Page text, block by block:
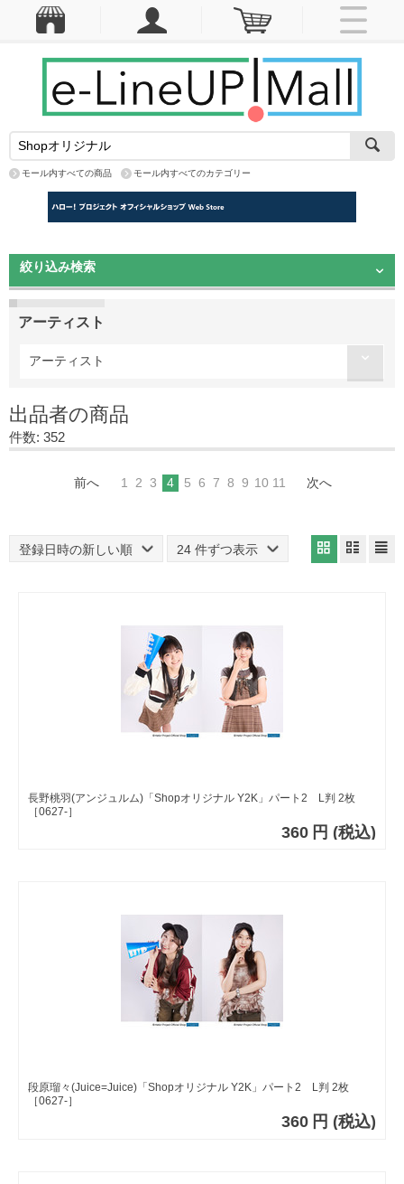
モール内すべての商品 モール内すべてのカテゴリー
絞り込み検索
アーティスト
アーティスト
出品者の商品
件数: 352
前へ 1 2 3 4 5 6 7 8 9 10 11 次へ
登録日時の新しい順 24 件ずつ表示
長野桃羽(アンジュルム)「Shopオリジナル Y2K」パート2 L判 2枚
［0627-］
360 円 (税込)
段原瑠々(Juice=Juice)「Shopオリジナル Y2K」パート2 L判 2枚
［0627-］
360 円 (税込)